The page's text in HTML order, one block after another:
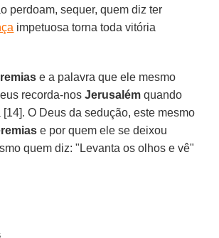
perdoam, sequer, quem diz ter
impetuosa torna toda vitória
e a palavra que ele mesmo
recorda-nosJerusalém quando
O Deus da sedução, este mesmo
e por quem ele se deixou
quem diz: "Levanta os olhos e vê"